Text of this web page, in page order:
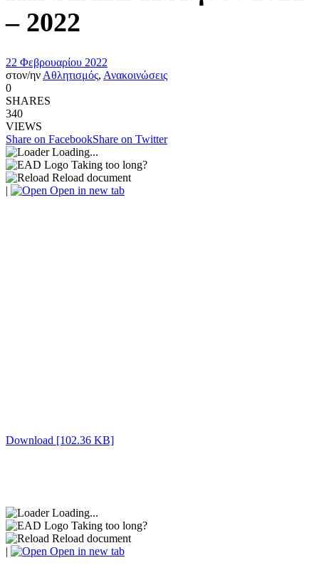
– 2022
22 Φεβρουαρίου 2022
στον/ην Αθλητισμός, Ανακοινώσεις
0
SHARES
340
VIEWS
Share on FacebookShare on Twitter
Loading...
Taking too long?
Reload document
|
Open in new tab
Download [102.36 KB]
Loading...
Taking too long?
Reload document
|
Open in new tab